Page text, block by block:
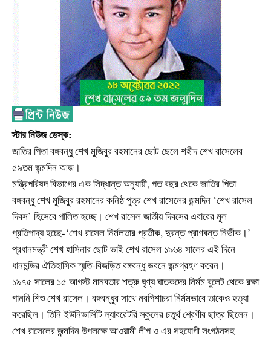
স্টার নিউজ ডেস্ক:
জাতির পিতা বঙ্গবন্ধু শেখ মুজিবুর রহমানের ছোট ছেলে শহীদ শেখ রাসেলের
৫৯তম জন্মদিন আজ।
মন্ত্রিপরিষদ বিভাগের এক সিদ্ধান্ত অনুযায়ী, গত বছর থেকে জাতির পিতা
বঙ্গবন্ধু শেখ মুজিবুর রহমানের কনিষ্ঠ পুত্র শেখ রাসেলের জন্মদিন ‘শেখ রাসেল
দিবস’ হিসেবে পালিত হচ্ছে। শেখ রাসেল জাতীয় দিবসের এবারের মূল
প্রতিপাদ্য হচ্ছে-‘শেখ রাসেল নির্মলতার প্রতীক, দুরন্ত প্রাণবন্ত নির্ভীক।’
প্রধানমন্ত্রী শেখ হাসিনার ছোট ভাই শেখ রাসেল ১৯৬৪ সালের এই দিনে
ধানমন্ডির ঐতিহাসিক স্মৃতি-বিজড়িত বঙ্গবন্ধু ভবনে জন্মগ্রহণ করেন।
১৯৭৫ সালের ১৫ আগস্ট মানবতার শত্রু ঘৃণ্য ঘাতকদের নির্মম বুলেট থেকে রক্ষা
পাননি শিশু শেখ রাসেল। বঙ্গবন্ধুর সাথে নরপিশাচরা নির্মমভাবে তাকেও হত্যা
করেছিল। তিনি ইউনিভার্সিটি ল্যাবরেটরি স্কুলের চতুর্থ শ্রেণীর ছাত্র ছিলেন।
শেখ রাসেলের জন্মদিন উপলক্ষে আওয়ামী লীগ ও এর সহযোগী সংগঠনসহ